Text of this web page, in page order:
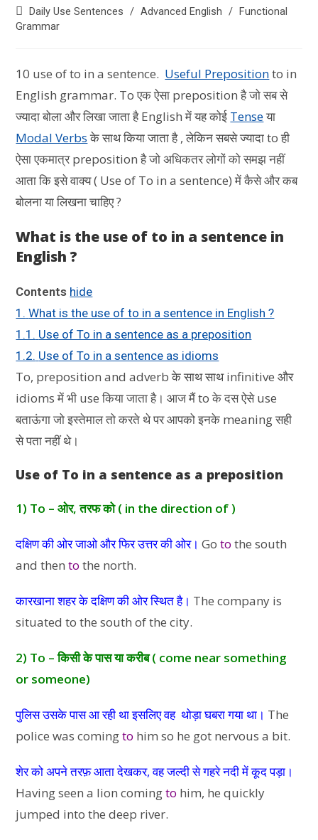
Daily Use Sentences
/ Advanced English /
Functional
Grammar
10 use of to in a sentence. Useful Prepositionto in
English grammar. To एक ऐसा preposition है जो सब से
ज्यादा बोला और लिखा जाता है English में यह कोई Tenseया
Modal Verbsके साथ किया जाता है , लेकिन सबसे ज्यादा to ही
ऐसा एकमात्र preposition है जो अधिकतर लोगों को समझ नहीं
आता कि इसे वाक्य ( Use of To in a sentence) में कैसे और कब
बोलना या लिखना चाहिए ?
What is the use of to in a sentence in
English ?
Contents hide
1. What is the use of to in a sentence in English ?
1.1. Use of To in a sentence as a preposition
1.2. Use of To in a sentence as idioms
To, preposition and adverb के साथ साथ infinitive और
idioms में भी use किया जाता है। आज मैं to के दस ऐसे use
बताऊंगा जो इस्तेमाल तो करते थे पर आपको इनके meaning सही
से पता नहीं थे।
Use of To in a sentence as a preposition
1) To – ओर, तरफ को ( in the direction of )
दक्षिण की ओर जाओ और फिर उत्तर की ओर। Goto the south
and thento the north.
कारखाना शहर के दक्षिण की ओर स्थित है। The company is
situated to the south of the city.
2) To – किसी के पास या करीब ( come near something
or someone)
पुलिस उसके पास आ रही था इसलिए वह थोड़ा घबरा गया था। The
police was comingto him so he got nervous a bit.
शेर को अपने तरफ़ आता देखकर, वह जल्दी से गहरे नदी में कूद पड़ा।
Having seen a lion comingto him, he quickly
jumped into the deep river.